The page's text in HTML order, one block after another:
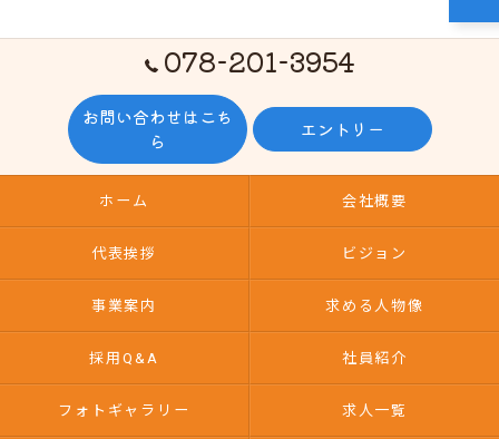
078-201-3954
お問い合わせはこち
ら
エントリー
ホーム 会社概要
代表挨拶 ビジョン
事業案内 求める人物像
採用Q&A 社員紹介
フォトギャラリー 求人一覧